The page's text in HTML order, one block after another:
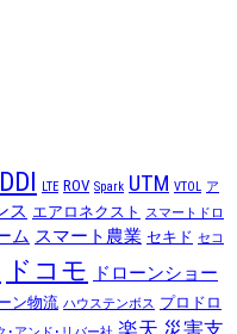
LTE ROV Spark UTM VTOL ア
ス エアロネクスト
スマートドロ
ム スマート農業 セキド セコ
ドコモ ドローンショー
ン物流 ハウステンボス プロドロ